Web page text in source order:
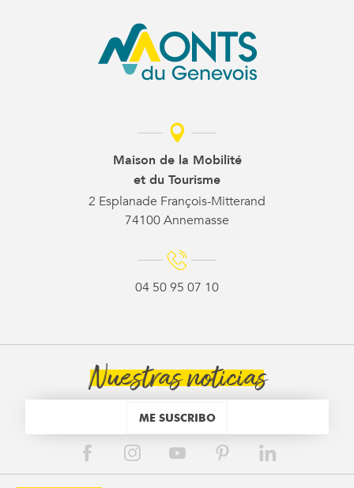
Maison de la Mobilité
et du Tourisme
2 Esplanade François-Mitterand
74100 Annemasse
04 50 95 07 10
Nuestras noticias
ME SUSCRIBO